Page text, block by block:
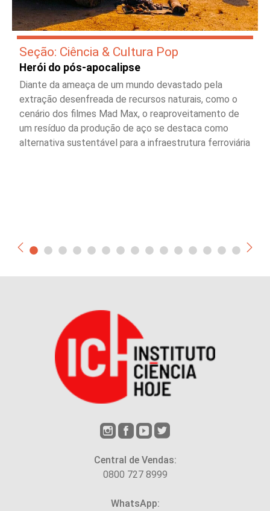
Seção: Ciência & Cultura Pop
Herói do pós-apocalipse
Diante da ameaça de um mundo devastado pela
extração desenfreada de recursos naturais, como o
cenário dos filmes Mad Max, o reaproveitamento de
um resíduo da produção de aço se destaca como
alternativa sustentável para a infraestrutura ferroviária
Central de Vendas:
0800 727 8999
WhatsApp: